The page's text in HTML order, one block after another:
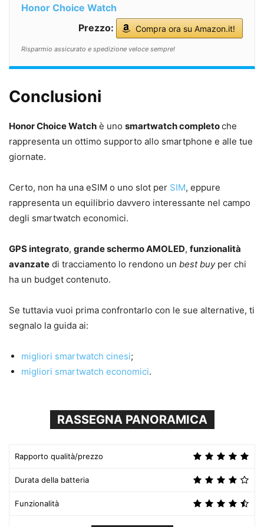
Honor Choice Watch
Prezzo:
Compra ora su Amazon.it!
Risparmio assicurato e spedizione veloce sempre!
Conclusioni
Honor Choice Watch è uno smartwatch completoche
rappresenta un ottimo supporto allo smartphone e alle tue
giornate.
Certo, non ha una eSIM o uno slot per SIM, eppure
rappresenta un equilibrio davvero interessante nel campo
degli smartwatch economici.
GPS integrato, grande schermo AMOLED, funzionalità
avanzate di tracciamento lo rendono un best buyper chi
ha un budget contenuto.
Se tuttavia vuoi prima confrontarlo con le sue alternative, ti
segnalo la guida ai:
migliori smartwatch cinesi;
migliori smartwatch economici.
RASSEGNA PANORAMICA
Rapporto qualità/prezzo
Durata della batteria
Funzionalità